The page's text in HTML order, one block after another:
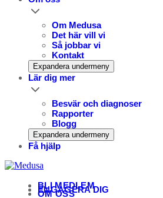
Om Medusa
Det här vill vi
Så jobbar vi
Kontakt
Expandera undermeny
Lär dig mer
Besvär och diagnoser
Rapporter
Blogg
Expandera undermeny
Få hjälp
Medusa
En patientförening för personer som
BLI MEDLEM
ENGAGERA DIG
OM OSS